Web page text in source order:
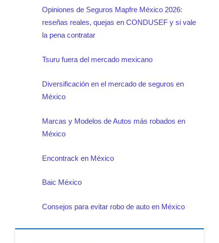
Opiniones de Seguros Mapfre México 2026:
reseñas reales, quejas en CONDUSEF y si vale
la pena contratar
Tsuru fuera del mercado mexicano
Diversificación en el mercado de seguros en
México
Marcas y Modelos de Autos más robados en
México
Encontrack en México
Baic México
Consejos para evitar robo de auto en México